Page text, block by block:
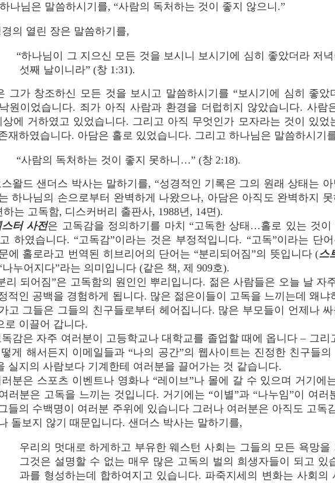
나님은 말씀하시기를, “사람의 독처하는 것이 좋지 않으니.”
경의 열린 장은 말씀하기를,
“하나님이 그 지으신 모든 것을 보시니 보시기에 심히 좋았더라 저
섯째 날이니라” (창 1:31).
그가 창조하신 모든 것을 보시고 말씀하시기를 “보시기에 심히 좋
원이었습니다. 죄가 아직 사람과 환경을 더럽히지 않았습니다. 사람
상에 거하였고 있었습니다. 그리고 아직 무엇인가 모자라는 것이 있었
재하였습니다. 아담은 홀로 있었습니다. 그리고 하나님은 말씀하시기
“사람의 독처하는 것이 좋지 못하니…” (창 2:18).
스왈드 샌더스 박사는 말하기를, “성경적인 기록은 그의 원래 상태는
하나님의 손으로부터 완벽하게 나왔으나, 아담은 아직도 완벽하지
하는 고독함, 디스커버리 출판사, 1988년, 14면).
스터 사전은 고독감을 정의하기를 마치 “고독한 상태…홀로 있는 것
하였습니다. “고독감”이라는 것은 부정적입니다. “고독”이라는 단
에 홀로라고 번역된 히브리어의 단어는 “분리되어짐”의 뜻입니다 (스
나누어지다”라는 의미입니다 (같은 책, 제 909호).
리 되어짐”은 고독함의 원인인 뿌리입니다. 젊은 사람들은 오늘 날 자
적인 공백을 경험하게 됩니다. 많은 젊은이들이 고독을 느끼는데 왜
고 그들은 그들의 친구들로부터 헤어집니다. 많은 부모들이 언제나
로 이끌어 갑니다.
독감은 자주 여러분이 고등학교나 대학교를 졸업할 때에 옵니다 – 그리
게 해서든지 이메일들과 “나의 공간”의 웹사이트는 진정한 친구들
실지의 사람보다 기계한테 여러분을 끌어가는 것 같습니다.
러분은 스포츠 이벤트나 영화나 “레이브”나 몰에 갈 수 있으며 거기에
러분은 고독을 느끼는 것입니다. 거기에는 “이별”과 “나누임”이 여
들의 수백명이 여러분 주위에 있습니다 그러나 여러분은 아직도 고독
돌보지 않기 때문입니다. 샌더스 박사는 말하기를,
우리의 멋대로 하게하고 부유한 웨스턴 사회는 그들의 모든 욕망
그것은 설명할 수 없는 매우 많은 고독의 벌의 희생자들이 되고
과를 형성하는데 합하여지고 있습니다. 파죽지세의 변화는 사회